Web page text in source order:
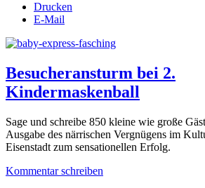
Drucken
E-Mail
Besucheransturm bei 2.
Kindermaskenball
Sage und schreibe 850 kleine wie große
Ausgabe des närrischen Vergnügens im
Eisenstadt zum sensationellen Erfolg.
Kommentar schreiben